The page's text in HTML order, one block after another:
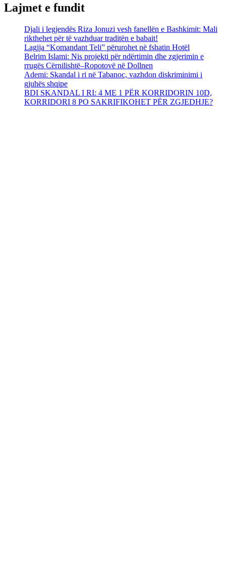
Lajmet e fundit
Djali i legjendës Riza Jonuzi vesh fanellën e Bashkimit: Mali
rikthehet për të vazhduar traditën e babait!
Lagjja “Komandant Teli” përurohet në fshatin Hotël
Belrim Islami: Nis projekti për ndërtimin dhe zgjerimin e
rrugës Cërnilishtë–Ropotovë në Dollnen
Ademi: Skandal i ri në Tabanoc, vazhdon diskriminimi i
gjuhës shqipe
BDI SKANDAL I RI: 4 ME 1 PËR KORRIDORIN 10D,
KORRIDORI 8 PO SAKRIFIKOHET PËR ZGJEDHJE?